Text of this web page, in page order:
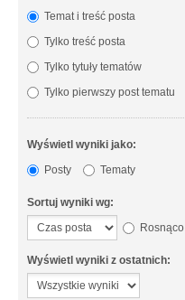
Temat i treść posta
Tylko treść posta
Tylko tytuły tematów
Tylko pierwszy post tematu
Wyświetl wyniki jako:
Posty
Tematy
Sortuj wyniki wg:
Rosnąco
Wyświetl wyniki z ostatnich: